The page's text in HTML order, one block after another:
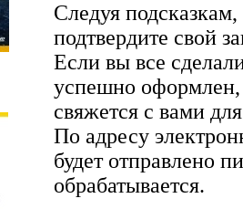
Следуя
подтвердите свой
Если вы все
успешно оформлен,
свяжется с вами
По адресу
будет отправлено
обрабатывается.